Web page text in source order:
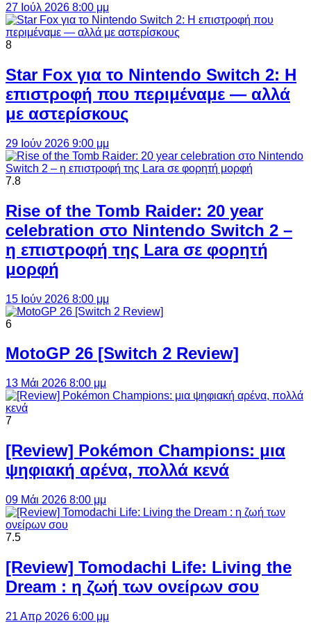
27 Ιούλ 2026 8:00 μμ
8
Star Fox για το Nintendo Switch 2: Η
επιστροφή που περιμέναμε — αλλά
με αστερίσκους
29 Ιούν 2026 9:00 μμ
7.8
Rise of the Tomb Raider: 20 year
celebration στο Nintendo Switch 2 –
η επιστροφή της Lara σε φορητή
μορφή
15 Ιούν 2026 8:00 μμ
6
MotoGP 26 [Switch 2 Review]
13 Μάι 2026 8:00 μμ
7
[Review] Pokémon Champions: μια
ψηφιακή αρένα, πολλά κενά
09 Μάι 2026 8:00 μμ
7.5
[Review] Tomodachi Life: Living the
Dream : η ζωή των ονείρων σου
21 Απρ 2026 6:00 μμ